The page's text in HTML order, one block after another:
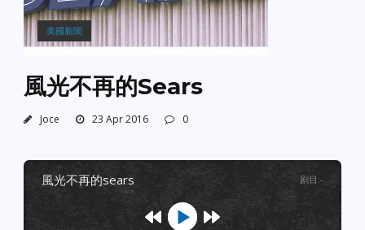
美國新聞
風光不再的Sears
Joce 23 Apr 2016 0
風光不再的sears 剧目 :-